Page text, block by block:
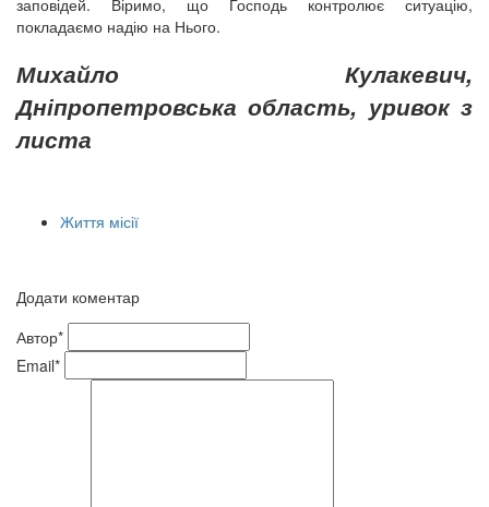
заповідей. Віримо, що Господь контролює ситуацію,
покладаємо надію на Нього.
Михайло Кулакевич,
Дніпропетровська область, уривок з
листа
Життя місії
Додати коментар
Автор*
Email*